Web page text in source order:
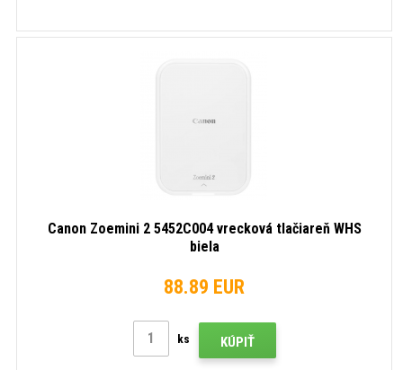
Canon Zoemini 2 5452C004 vrecková tlačiareň WHS
biela
88.89 EUR
ks KÚPIŤ